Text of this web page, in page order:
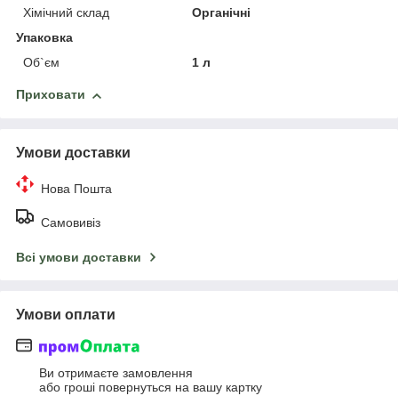
Хімічний склад
Органічні
Упаковка
Об`єм
1 л
Приховати
Умови доставки
Нова Пошта
Самовивіз
Всі умови доставки
Умови оплати
Ви отримаєте замовлення
або гроші повернуться на вашу картку